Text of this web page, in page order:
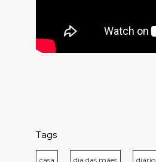
Tags
casa dia das mães diário